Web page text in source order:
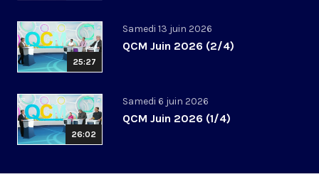
25:27
Samedi 13 juin 2026
QCM Juin 2026 (2/4)
26:02
Samedi 6 juin 2026
QCM Juin 2026 (1/4)